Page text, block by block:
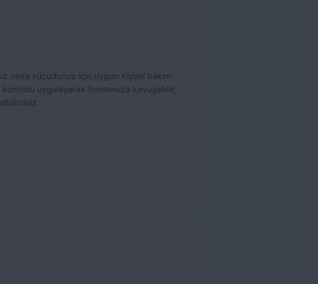
veya vücudunuz için uygun kişisel bakım
uygulayarak formunuza kavuşabilir,